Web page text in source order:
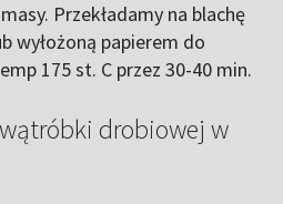
Przekładamy na blachę
wyłożoną papierem do
175 st. C przez 30-40 min.
drobiowej w